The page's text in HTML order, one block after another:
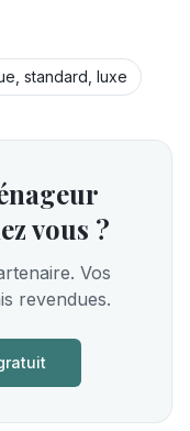
standard, luxe
vous ?
Vos
revendues.